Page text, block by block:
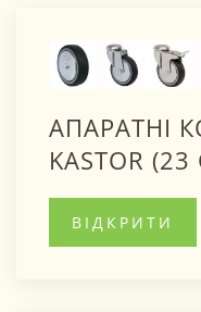
АПАРАТНІ
KASTOR
ВІДКРИТИ